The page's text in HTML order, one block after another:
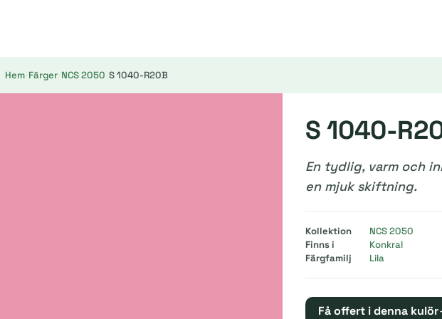
Hem Färger NCS 2050 S 1040-R20B
S 1040-
En tydlig, varm och
en mjuk skiftning.
Kollektion
NCS 2050
Finns i
Konkral
Färgfamilj
Lila
Få offert i denna kulör